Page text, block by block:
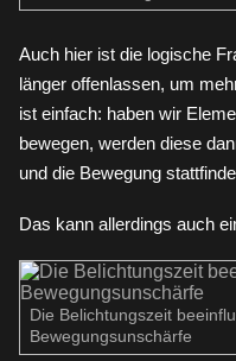
Auch hier ist die logische
länger offenlassen, um
ist einfach: haben wir
bewegen, werden diese
und die Bewegung
Das kann allerdings auch
Die Belichtungszeit
Bewegungsunschärfe